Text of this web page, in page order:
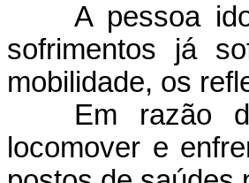
A pessoa
sofrimentos já
mobilidade, os
Em razão
locomover e